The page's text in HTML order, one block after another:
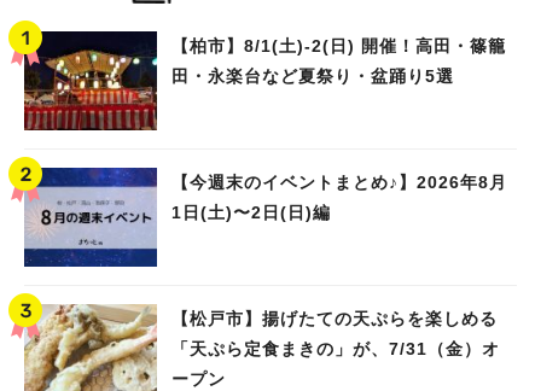
【柏市】8/1(土)‐2(日) 開催！高田・篠籠
田・永楽台など夏祭り・盆踊り5選
【今週末のイベントまとめ♪】2026年8月
1日(土)〜2日(日)編
【松戸市】揚げたての天ぷらを楽しめる
「天ぷら定食まきの」が、7/31（金）オ
ープン